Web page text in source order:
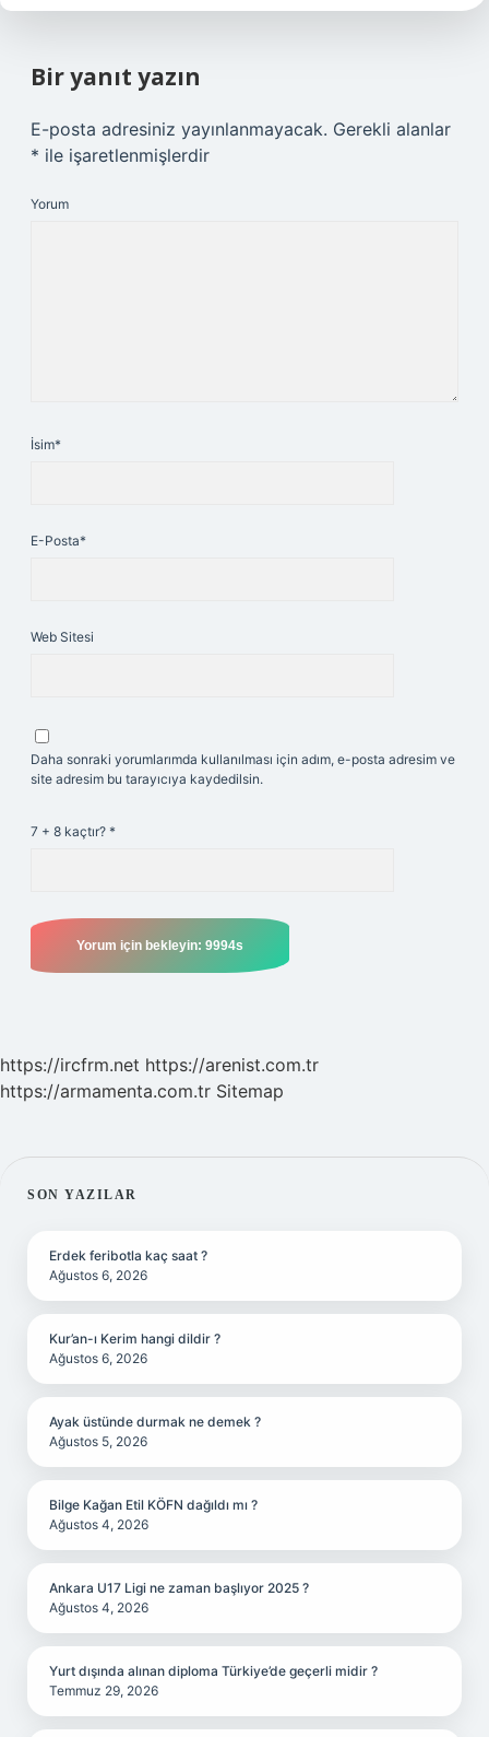
Bir yanıt yazın
E-posta adresiniz yayınlanmayacak. Gerekli alanlar
* ile işaretlenmişlerdir
Yorum
İsim*
E-Posta*
Web Sitesi
Daha sonraki yorumlarımda kullanılması için adım, e-posta adresim ve
site adresim bu tarayıcıya kaydedilsin.
7 + 8 kaçtır? *
https://ircfrm.net https://arenist.com.tr
https://armamenta.com.tr Sitemap
SIDEBAR
SON YAZILAR
Erdek feribotla kaç saat ?
Ağustos 6, 2026
Kur’an-ı Kerim hangi dildir ?
Ağustos 6, 2026
Ayak üstünde durmak ne demek ?
Ağustos 5, 2026
Bilge Kağan Etil KÖFN dağıldı mı ?
Ağustos 4, 2026
Ankara U17 Ligi ne zaman başlıyor 2025 ?
Ağustos 4, 2026
Yurt dışında alınan diploma Türkiye’de geçerli midir ?
Temmuz 29, 2026